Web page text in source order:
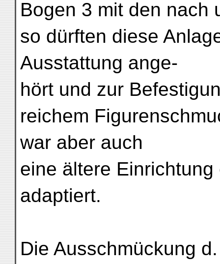
Bogen 3 mit den nach
so dürften diese
Ausstattung ange-
hört und zur
reichem
war aber auch
eine ältere
adaptiert.
Die Ausschmückung